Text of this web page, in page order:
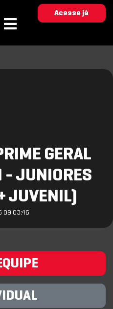
Acesse já
GERAL
JUNIORES
JUVENIL)
09:03:46